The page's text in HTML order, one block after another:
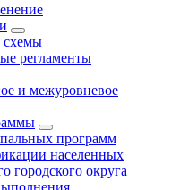
схемы
регламенты
и межуровневое
программ
населенных
городского округа